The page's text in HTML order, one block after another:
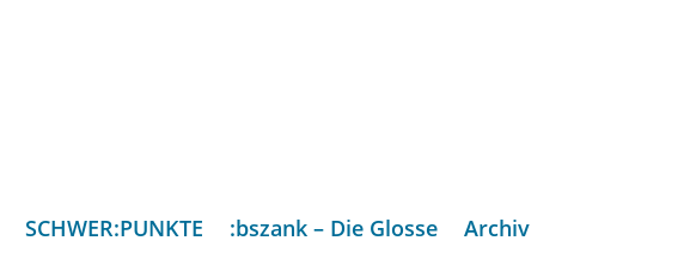
SCHWER:PUNKTE :bszank – Die Glosse Archiv